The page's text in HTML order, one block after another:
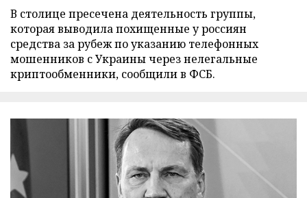
В столице пресечена деятельность группы,
которая выводила похищенные у россиян
средства за рубеж по указанию телефонных
мошенников с Украины через нелегальные
криптообменники, сообщили в ФСБ.